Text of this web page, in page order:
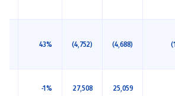
(4,688)
(4,752)
43%
25,059
27,508
-1%